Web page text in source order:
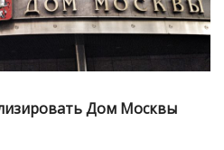
Дом Москвы